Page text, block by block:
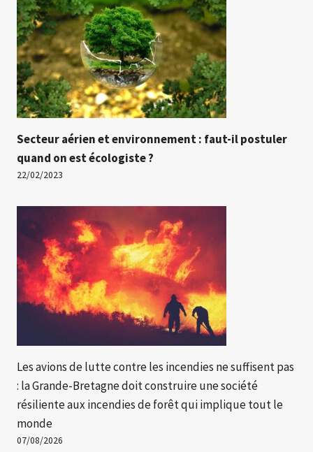
Secteur aérien et environnement : faut-il postuler
quand on est écologiste ?
22/02/2023
Les avions de lutte contre les incendies ne suffisent pas
: la Grande-Bretagne doit construire une société
résiliente aux incendies de forêt qui implique tout le
monde
07/08/2026